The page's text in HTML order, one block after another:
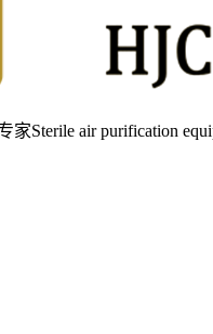
家Sterile air purification